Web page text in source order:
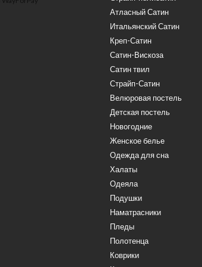
Атласный Сатин
Итальянский Сатин
Креп-Сатин
Сатин-Вискоза
Сатин твил
Страйп-Сатин
Велюровая постель
Детская постель
Новогодние
Женское белье
Одежда для сна
Халаты
Одеяла
Подушки
Наматрасники
Пледы
Полотенца
Коврики